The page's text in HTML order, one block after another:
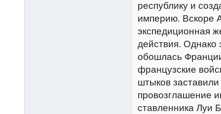
республику и
империю. Вскоре
экспедиционная
действия. Однако
обошлась
французские
штыков
провозглашение
ставленника Луи